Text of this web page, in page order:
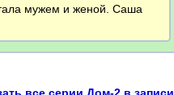
мужем и женой. Саша